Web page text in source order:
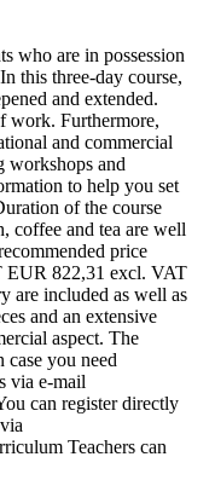
who are in possession
this three-day course,
and extended.
work. Furthermore,
and commercial
workshops and
to help you set
of the course
coffee and tea are well
price
EUR 822,31 excl. VAT
are included as well as
and an extensive
aspect. The
case you need
via e-mail
can register directly
Teachers can